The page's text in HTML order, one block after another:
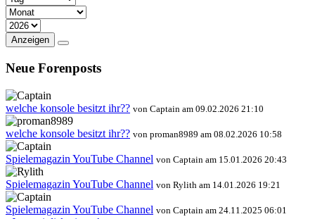
Anzeigen
Neue Forenposts
welche konsole besitzt ihr?? von Captain am 09.02.2026 21:10
welche konsole besitzt ihr?? von proman8989 am 08.02.2026 10:58
Spielemagazin YouTube Channel von Captain am 15.01.2026 20:43
Spielemagazin YouTube Channel von Rylith am 14.01.2026 19:21
Spielemagazin YouTube Channel von Captain am 24.11.2025 06:01